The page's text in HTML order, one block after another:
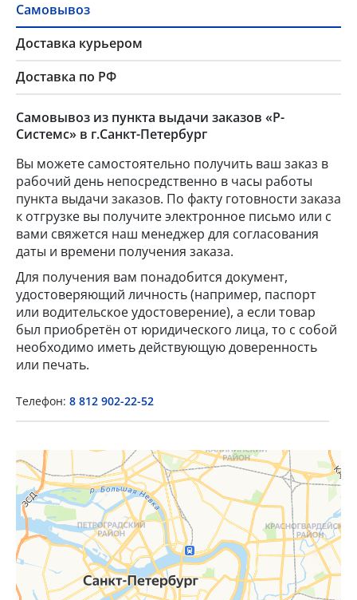
Самовывоз
Доставка курьером
Доставка по РФ
Самовывоз из пункта выдачи заказов «Р-
Системс» в г.Санкт-Петербург
Вы можете самостоятельно получить ваш заказ в
рабочий день непосредственно в часы работы
пункта выдачи заказов. По факту готовности заказа
к отгрузке вы получите электронное письмо или с
вами свяжется наш менеджер для согласования
даты и времени получения заказа.
Для получения вам понадобится документ,
удостоверяющий личность (например, паспорт
или водительское удостоверение), а если товар
был приобретён от юридического лица, то с собой
необходимо иметь действующую доверенность
или печать.
Телефон: 8 812 902-22-52
×